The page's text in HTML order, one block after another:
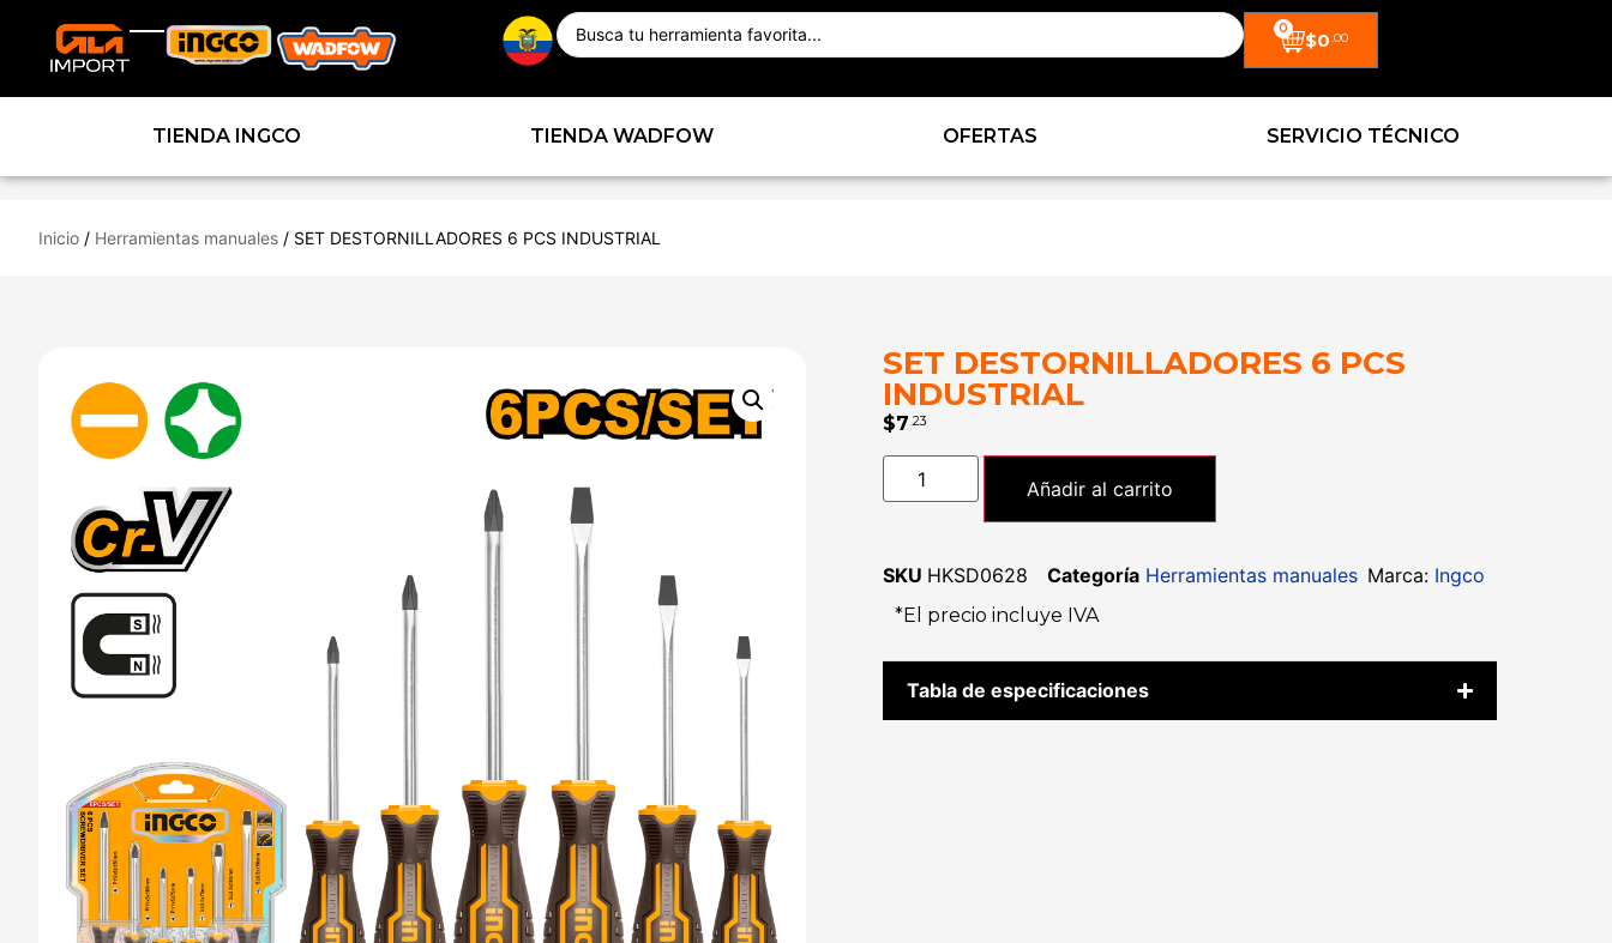
$0.00
0
TIENDA INGCO TIENDA WADFOW OFERTAS SERVICIO TÉCNICO
Inicio / Herramientas manuales / SET DESTORNILLADORES 6 PCS INDUSTRIAL
SET DESTORNILLADORES 6 PCS
INDUSTRIAL
$7.23
Añadir al carrito
SKU HKSD0628 Categoría Herramientas manuales Marca: Ingco
*El precio incluye IVA
Tabla de especificaciones